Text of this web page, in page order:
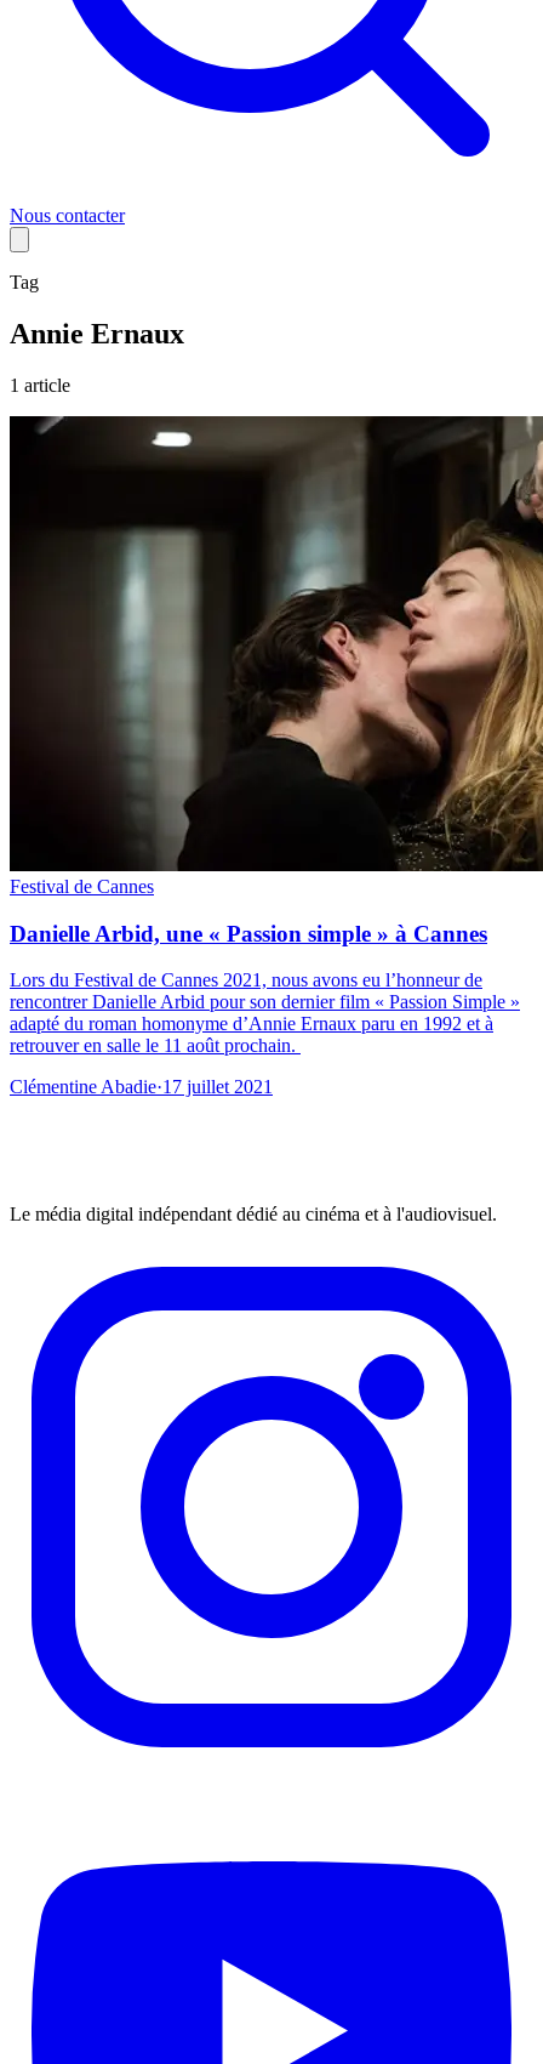
Nous contacter
Tag
Annie Ernaux
1 article
Festival de Cannes
Danielle Arbid, une « Passion simple » à Cannes
Lors du Festival de Cannes 2021, nous avons eu l’honneur de
rencontrer Danielle Arbid pour son dernier film « Passion Simple »
adapté du roman homonyme d’Annie Ernaux paru en 1992 et à
retrouver en salle le 11 août prochain.
Clémentine Abadie·17 juillet 2021
Le média digital indépendant dédié au cinéma et à l'audiovisuel.